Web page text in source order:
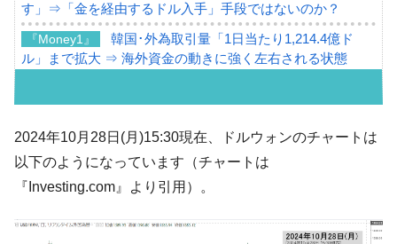
す」⇒「金を経由するドル入手」手段ではないのか？
『Money1』
韓国･外為取引量「1日当たり1,214.4億ド
ル」まで拡大 ⇒ 海外資金の動きに強く左右される状態
い「50.5％」に上昇
『Money1』
韓国大統領府ボンクラ政策室長が告発され
た ⇒ 国家が行った恐るべき株価操作であり、空前の国政壟
動」
2024年10月28日(月)15:30現在、ドルウォンのチャートは
以下のようになっています（チャートは
『Investing.com』より引用）。